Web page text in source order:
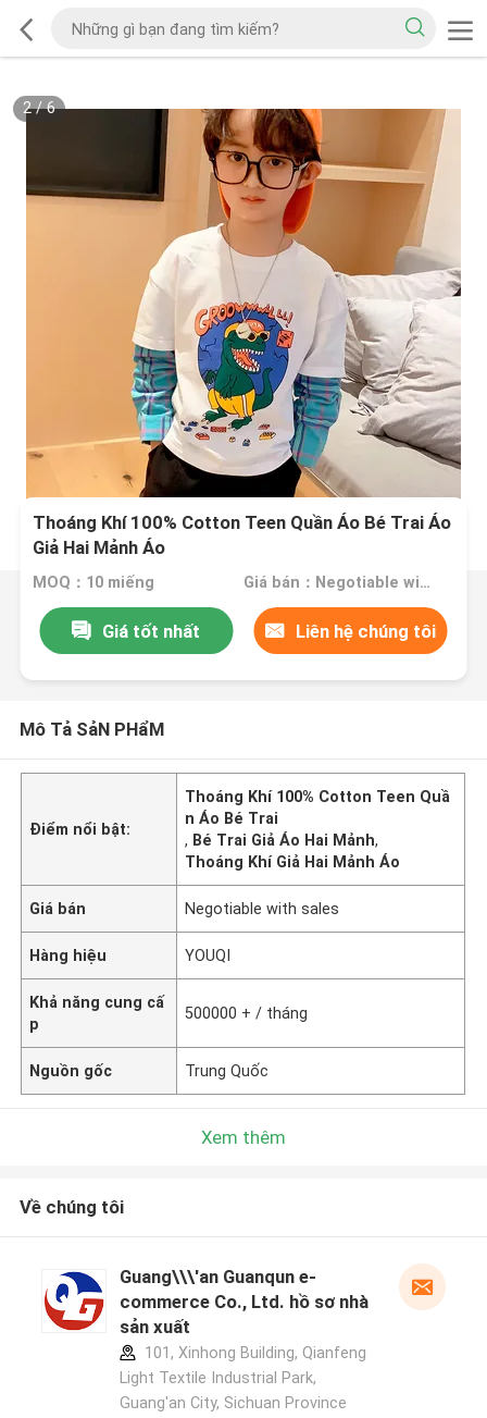
2/6
Thoáng Khí 100% Cotton Teen Quần Áo Bé Trai Áo
Giả Hai Mảnh Áo
MOQ：10 miếng Giá bán：Negotiable with sales
Giá tốt nhất Liên hệ chúng tôi
Mô Tả SảN PHẩM
Điểm nổi bật:
Thoáng Khí 100% Cotton Teen Quầ
n Áo Bé Trai
, Bé Trai Giả Áo Hai Mảnh,
Thoáng Khí Giả Hai Mảnh Áo
Giá bán Negotiable with sales
Hàng hiệu YOUQI
Khả năng cung cấ
p
500000 + / tháng
Nguồn gốc Trung Quốc
Xem thêm
Về chúng tôi
Guang\\\'an Guanqun e-
commerce Co., Ltd. hồ sơ nhà
sản xuất
101, Xinhong Building, Qianfeng
Light Textile Industrial Park,
Guang'an City, Sichuan Province